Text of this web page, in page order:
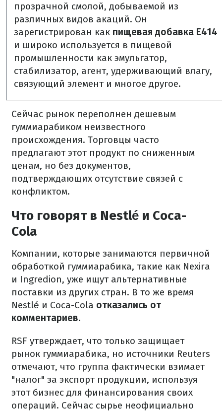
прозрачной смолой, добываемой из
различных видов акаций. Он
зарегистрирован как пищевая добавка E414
и широко используется в пищевой
промышленности как эмульгатор,
стабилизатор, агент, удерживающий влагу,
связующий элемент и многое другое.
Сейчас рынок переполнен дешевым
гуммиарабиком неизвестного
происхождения. Торговцы часто
предлагают этот продукт по сниженным
ценам, но без документов,
подтверждающих отсутствие связей с
конфликтом.
Что говорят в Nestlé и Coca-
Cola
Компании, которые занимаются первичной
обработкой гуммиарабика, такие как Nexira
и Ingredion, уже ищут альтернативные
поставки из других стран. В то же время
Nestlé и Coca-Cola отказались от
комментариев.
RSF утверждает, что только защищает
рынок гуммиарабика, но источники Reuters
отмечают, что группа фактически взимает
"налог" за экспорт продукции, используя
этот бизнес для финансирования своих
операций. Сейчас сырье неофициально